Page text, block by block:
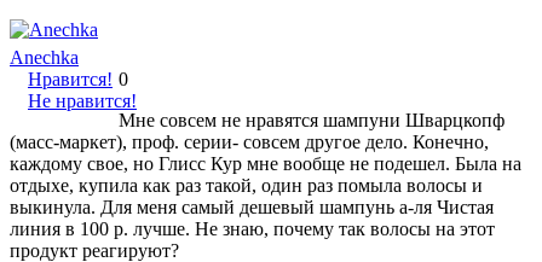
Anechka
Нравится!
Не нравится!
0
Мне совсем не нравятся шампуни Шварцкопф
(масс-маркет), проф. серии- совсем другое дело. Конечно,
каждому свое, но Глисс Кур мне вообще не подешел. Была на
отдыхе, купила как раз такой, один раз помыла волосы и
выкинула. Для меня самый дешевый шампунь а-ля Чистая
линия в 100 р. лучше. Не знаю, почему так волосы на этот
продукт реагируют?